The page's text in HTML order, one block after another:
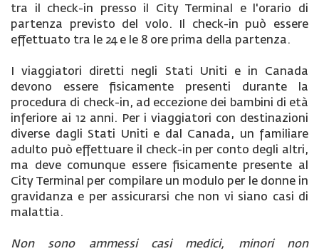
tra il check-in presso il City Terminal e l'orario di
partenza previsto del volo. Il check-in può essere
effettuato tra le 24 e le 8 ore prima della partenza.
I viaggiatori diretti negli Stati Uniti e in Canada
devono essere fisicamente presenti durante la
procedura di check-in, ad eccezione dei bambini di età
inferiore ai 12 anni. Per i viaggiatori con destinazioni
diverse dagli Stati Uniti e dal Canada, un familiare
adulto può effettuare il check-in per conto degli altri,
ma deve comunque essere fisicamente presente al
City Terminal per compilare un modulo per le donne in
gravidanza e per assicurarsi che non vi siano casi di
malattia.
Non sono ammessi casi medici, minori non